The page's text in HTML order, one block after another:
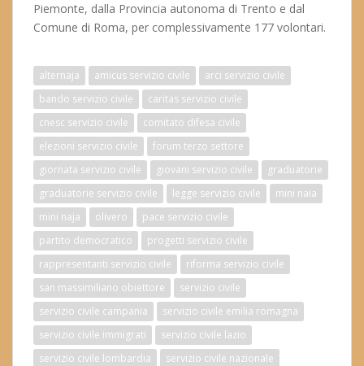
Piemonte, dalla Provincia autonoma di Trento e dal
Comune di Roma, per complessivamente 177 volontari.
alternaja amicus servizio civile
arci servizio civile
bando servizio civile
caritas servizio civile
cnesc servizio civile
comitato difesa civile
elezioni servizio civile
forum terzo settore
giornata servizio civile
giovani servizio civile
graduatorie
graduatorie servizio civile
legge servizio civile
mini naia
mini naja
olivero
pace servizio civile
partito democratico
progetti servizio civile
rappresentanti servizio civile
riforma servizio civile
san massimiliano obiettore
servizio civile
servizio civile campania
servizio civile emilia romagna
servizio civile immigrati
servizio civile lazio
servizio civile lombardia
servizio civile nazionale